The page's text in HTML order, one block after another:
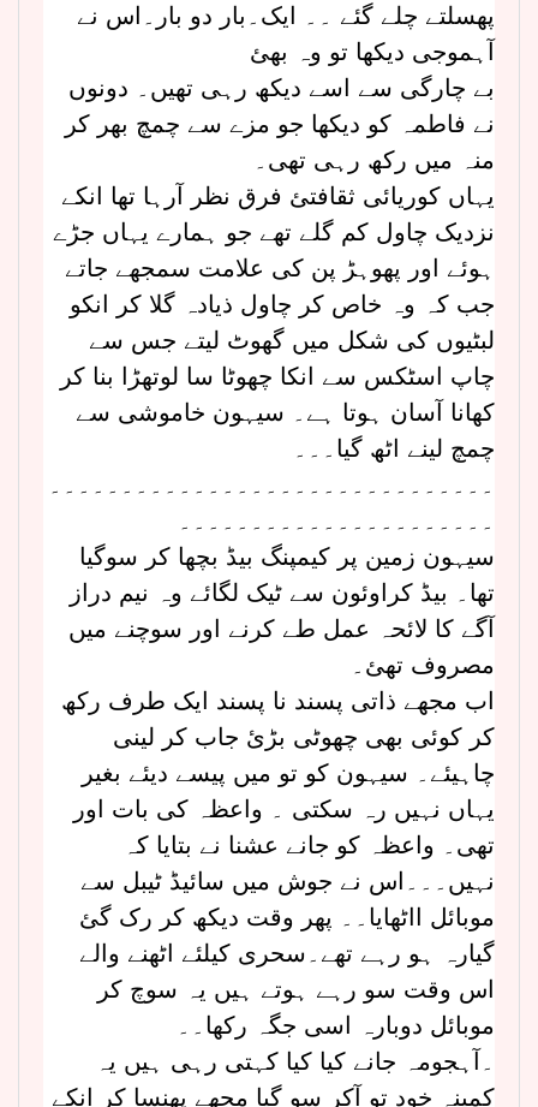
پھسلتے چلے گئے ۔۔ ایک۔بار دو بار۔اس نے
آہموجی دیکھا تو وہ بھئ
بے چارگی سے اسے دیکھ رہی تھیں۔ دونوں
نے فاطمہ کو دیکھا جو مزے سے چمچ بھر کر
منہ میں رکھ رہی تھی۔
یہاں کوریائی ثقافتئ فرق نظر آرہا تھا انکے
نزدیک چاول کم گلے تھے جو ہمارے یہاں جڑے
ہوئے اور پھوہڑ پن کی علامت سمجھے جاتے
جب کہ وہ خاص کر چاول ذیادہ گلا کر انکو
لبٹیوں کی شکل میں گھوٹ لیتے جس سے
چاپ اسٹکس سے انکا چھوٹا سا لوتھڑا بنا کر
کھانا آسان ہوتا ہے۔ سیہون خاموشی سے
چمچ لینے اٹھ گیا۔۔۔
۔۔۔۔۔۔۔۔۔۔۔۔۔۔۔۔۔۔۔۔۔۔۔۔۔۔۔۔۔۔۔
۔۔۔۔۔۔۔۔۔۔۔۔۔۔۔۔۔۔۔۔۔۔
سیہون زمین پر کیمپنگ بیڈ بچھا کر سوگیا
تھا۔ بیڈ کراوئون سے ٹیک لگائے وہ نیم دراز
آگے کا لائحہ عمل طے کرنے اور سوچنے میں
مصروف تھئ۔
اب مجھے ذاتی پسند نا پسند ایک طرف رکھ
کر کوئی بھی چھوٹی بڑئ جاب کر لینی
چاہیئے۔ سیہون کو تو میں پیسے دیئے بغیر
یہاں نہیں رہ سکتی ۔ واعظہ کی بات اور
تھی۔ واعظہ کو جانے عشنا نے بتایا کہ
نہیں۔۔۔اس نے جوش میں سائیڈ ٹیبل سے
موبائل ااٹھایا۔۔ پھر وقت دیکھ کر رک گئ
گیارہ ہو رہے تھے۔سحری کیلئے اٹھنے والے
اس وقت سو رہے ہوتے ہیں یہ سوچ کر
موبائل دوبارہ اسی جگہ رکھا۔۔
۔آہجومہ جانے کیا کیا کہتی رہی ہیں یہ
کمینہ خود تو آکر سو گیا مجھے پھنسا کر انکے